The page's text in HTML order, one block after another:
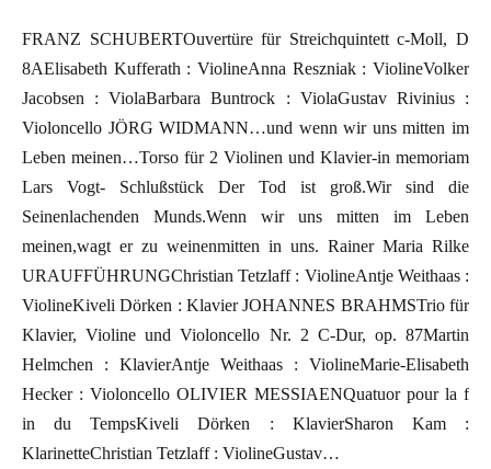
FRANZ SCHUBERTOuvertüre für Streichquintett c-Moll, D
8AElisabeth Kufferath : ViolineAnna Reszniak : ViolineVolker
Jacobsen : ViolaBarbara Buntrock : ViolaGustav Rivinius :
Violoncello JÖRG WIDMANN…und wenn wir uns mitten im
Leben meinen…Torso für 2 Violinen und Klavier-in memoriam
Lars Vogt- Schlußstück Der Tod ist groß.Wir sind die
Seinenlachenden Munds.Wenn wir uns mitten im Leben
meinen,wagt er zu weinenmitten in uns. Rainer Maria Rilke
URAUFFÜHRUNGChristian Tetzlaff : ViolineAntje Weithaas :
ViolineKiveli Dörken : Klavier JOHANNES BRAHMSTrio für
Klavier, Violine und Violoncello Nr. 2 C-Dur, op. 87Martin
Helmchen : KlavierAntje Weithaas : ViolineMarie-Elisabeth
Hecker : Violoncello OLIVIER MESSIAENQuatuor pour la f
in du TempsKiveli Dörken : KlavierSharon Kam :
KlarinetteChristian Tetzlaff : ViolineGustav…